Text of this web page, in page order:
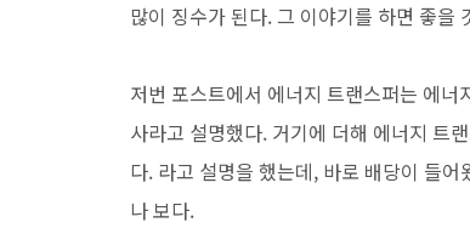
많이 징수가 된다. 그 이야기를 하면 좋을
저번 포스트에서 에너지 트랜스퍼는 에
사라고 설명했다. 거기에 더해 에너지 트
다. 라고 설명을 했는데, 바로 배당이 들
나 보다.